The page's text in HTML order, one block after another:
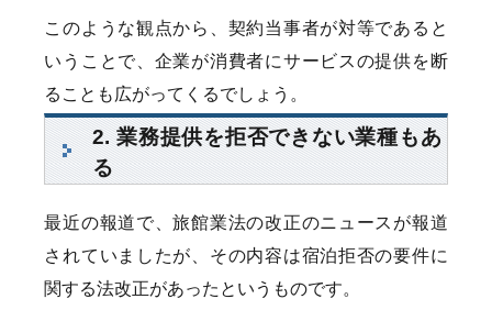
このような観点から、契約当事者が対等であると
いうことで、企業が消費者にサービスの提供を断
ることも広がってくるでしょう。
2. 業務提供を拒否できない業種もあ
る
最近の報道で、旅館業法の改正のニュースが報道
されていましたが、その内容は宿泊拒否の要件に
関する法改正があったというものです。